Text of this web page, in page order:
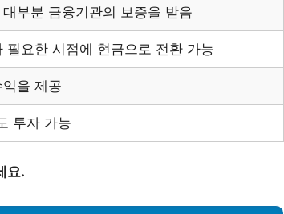
부분 금융기관의 보증을 받음
필요한 시점에 현금으로 전환 가능
을 제공
투자 가능
요.